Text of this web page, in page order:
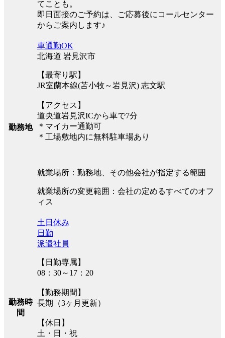
てことも。
即日面接のご予約は、ご応募後にコールセンター
からご案内します♪
勤務地
車通勤OK
北海道 岩見沢市
【最寄り駅】
JR室蘭本線(苫小牧～岩見沢) 志文駅
【アクセス】
道央道岩見沢ICから車で7分
＊マイカー通勤可
＊工場敷地内に無料駐車場あり
就業場所：勤務地、その他会社が指定する範囲
就業場所の変更範囲：会社の定めるすべてのオフ
ィス
勤務時
間
土日休み
日勤
派遣社員
【日勤専属】
08：30～17：20
【勤務期間】
長期（3ヶ月更新）
【休日】
土・日・祝